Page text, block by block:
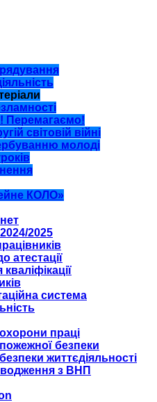
Перемагаємо!
світовій війні
молоді
КОЛО»
2025
атестації
система
охорони праці
пожежної безпеки
безпеки життєдіяльності
з ВНП